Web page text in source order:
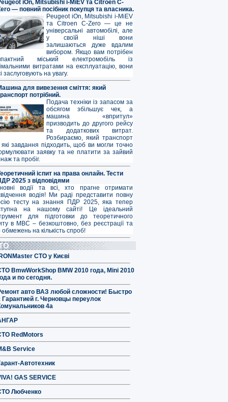
iOn, Mitsubishi i-MiEV та Citroen C-
— повний посібник покупця та власника.
Peugeot iOn, Mitsubishi i-MiEV
та Citroen C-Zero — це не
універсальні автомобілі, але
у своїй ніші вони
залишаються дуже вдалим
вибором. Якщо вам потрібен
міський електромобіль із
витратами на експлуатацію, вони
заслуговують на увагу.
для вивезення сміття: який
потрібний.
Подача техніки із запасом за
обсягом збільшує чек, а
машина «впритул»
призводить до другого рейсу
та додаткових витрат.
Розбираємо, який транспорт
які завдання підходить, щоб ви могли точно
заявку та не платити за зайвий
та пробіг.
іспит на права онлайн. Тести
2025 з відповідями
водії та всі, хто прагне отримати
водія! Ми раді представити повну
тесту на знання ПДР 2025, яка тепер
на нашому сайті! Це ідеальний
для підготовки до теоретичного
в МВС – безкоштовно, без реєстрації та
обмежень на кількість спроб!
IRONMaster СТО у Києві
BmwWorkShop BMW 2010 года, Mini 2010
и по сегодня.
авто ВАЗ любой сложности! Быстро
Гарантией г. Черновцы переулок
4а
RedMotors
Service
Автотехник
GAS SERVICE
Любченко